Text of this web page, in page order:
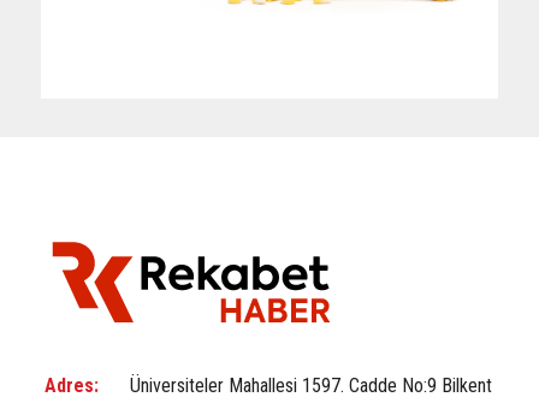
Adres:
Üniversiteler Mahallesi 1597. Cadde No:9 Bilkent